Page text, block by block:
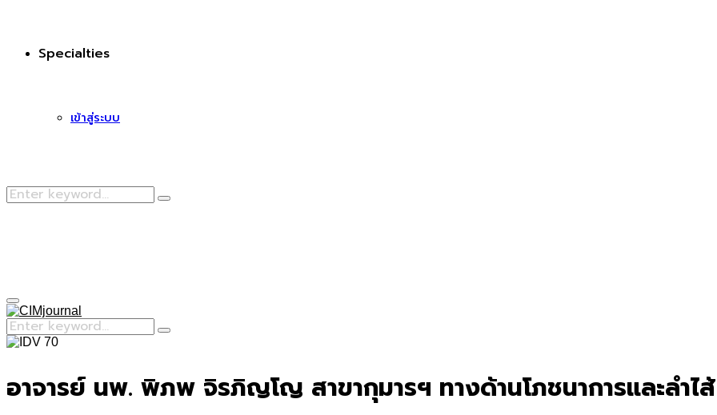
Specialties
เข้าสู่ระบบ
Search
Search
Primary
Menu
Search
for:
Search
อาจารย์ นพ. พิภพ จิรภิญโญ สาขากุมารฯ ทางด้านโภชนาการและลำไส้